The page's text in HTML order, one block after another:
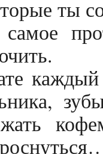
ты